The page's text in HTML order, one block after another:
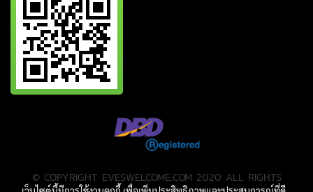
© COPYRIGHT EVESWELCOME.COM 2020 ALL RIGHTS